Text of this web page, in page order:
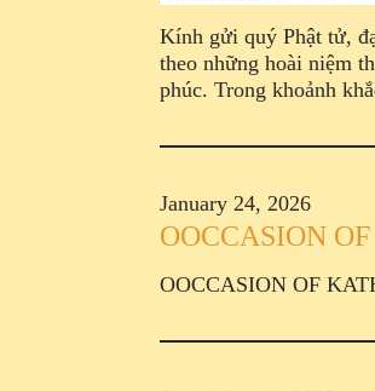
Kính gửi quý Phật tử,
theo những hoài niệm
phúc. Trong khoảnh
January 24, 2026
OOCCASION
OOCCASION OF